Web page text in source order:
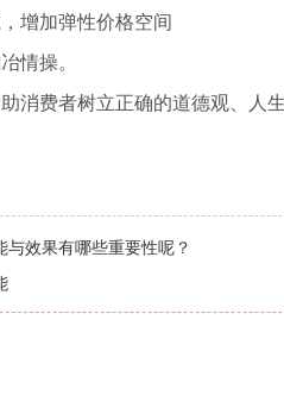
增加弹性价格空间
情操。
消费者树立正确的道德观、人
效果有哪些重要性呢？